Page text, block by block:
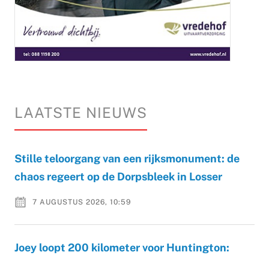
LAATSTE NIEUWS
Stille teloorgang van een rijksmonument: de
chaos regeert op de Dorpsbleek in Losser
7 AUGUSTUS 2026, 10:59
Joey loopt 200 kilometer voor Huntington: